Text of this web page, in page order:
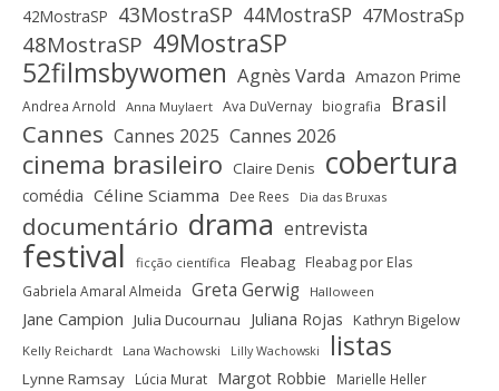
42MostraSP 43MostraSP 44MostraSP 47MostraSp
48MostraSP 49MostraSP
52filmsbywomen Agnès Varda Amazon Prime
Andrea Arnold Anna Muylaert Ava DuVernay biografia Brasil
Cannes Cannes 2025 Cannes 2026
cinema brasileiro Claire Denis cobertura
comédia Céline Sciamma Dee Rees Dia das Bruxas
documentário drama entrevista
festival ficção científica Fleabag Fleabag por Elas
Gabriela Amaral Almeida Greta Gerwig Halloween
Jane Campion Julia Ducournau Juliana Rojas Kathryn Bigelow
Kelly Reichardt Lana Wachowski Lilly Wachowski listas
Lynne Ramsay Lúcia Murat Margot Robbie Marielle Heller